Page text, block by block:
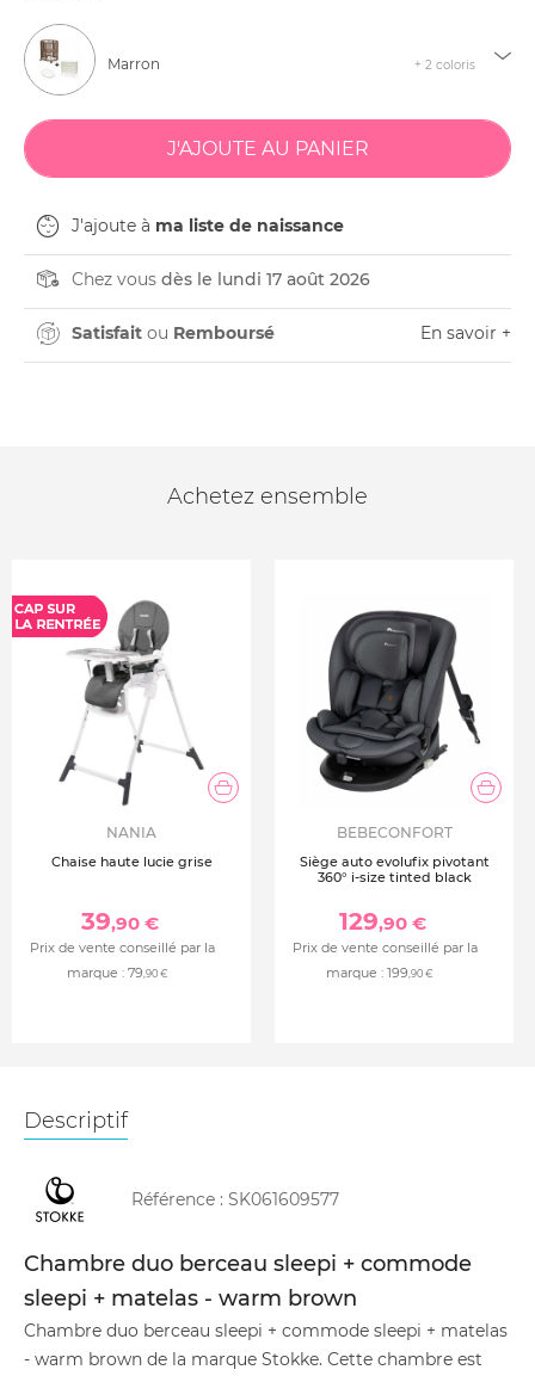
Marron + 2 coloris
J'ajoute à ma liste de naissance
Chez vous dès le lundi 17 août 2026
Satisfait ou Remboursé En savoir +
Achetez ensemble
NANIA
Chaise haute lucie grise
39,90 €
Prix de vente conseillé par la
marque : 79,90 €
BEBECONFORT
Siège auto evolufix pivotant
360° i-size tinted black
129,90 €
Prix de vente conseillé par la
marque : 199,90 €
Descriptif
Référence : SK061609577
Chambre duo berceau sleepi + commode
sleepi + matelas - warm brown
Chambre duo berceau sleepi + commode sleepi + matelas
- warm brown de la marque Stokke. Cette chambre est